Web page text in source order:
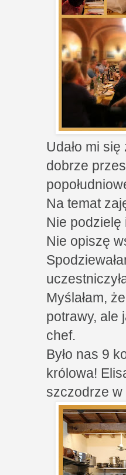
Udało mi
dobrze
Na temat
Nie podzielę
Nie opiszę
Myślałam,
potrawy, ale
chef.
Było nas 9
królowa!
szczodrze w